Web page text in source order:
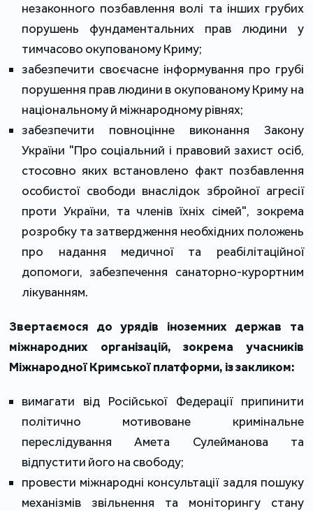
незаконного позбавлення волі та інших грубих
порушень фундаментальних прав людини у
тимчасово окупованому Криму;
забезпечити своєчасне інформування про грубі
порушення прав людини в окупованому Криму на
національному й міжнародному рівнях;
забезпечити повноцінне виконання Закону
України "Про соціальний і правовий захист осіб,
стосовно яких встановлено факт позбавлення
особистої свободи внаслідок збройної агресії
проти України, та членів їхніх сімей", зокрема
розробку та затвердження необхідних положень
про надання медичної та реабілітаційної
допомоги, забезпечення санаторно-курортним
лікуванням.
Звертаємося до урядів іноземних держав та
міжнародних організацій, зокрема учасників
Міжнародної Кримської платформи, із закликом:
вимагати від Російської Федерації припинити
політично мотивоване кримінальне
переслідування Амета Сулейманова та
відпустити його на свободу;
провести міжнародні консультації задля пошуку
механізмів звільнення та моніторингу стану